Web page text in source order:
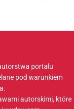
portalu
pod warunkiem
autorskimi, które